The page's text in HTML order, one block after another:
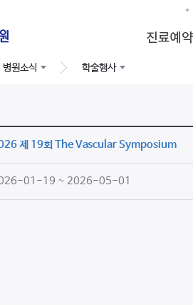
병원소식 학술행사
제 19회 The Vascular Symposium
01-19 ~ 2026-05-01